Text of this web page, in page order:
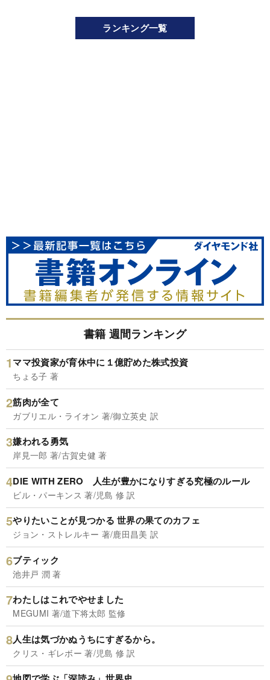
ランキング一覧
書籍 週間ランキング
ママ投資家が育休中に１億貯めた株式投資
ちょる子 著
筋肉が全て
ガブリエル・ライオン 著/御立英史 訳
嫌われる勇気
岸見一郎 著/古賀史健 著
DIE WITH ZERO 人生が豊かになりすぎる究極のルール
ビル・パーキンス 著/児島 修 訳
やりたいことが見つかる 世界の果てのカフェ
ジョン・ストレルキー 著/鹿田昌美 訳
ブティック
池井戸 潤 著
わたしはこれでやせました
MEGUMI 著/道下将太郎 監修
人生は気づかぬうちにすぎるから。
クリス・ギレボー 著/児島 修 訳